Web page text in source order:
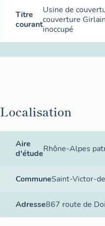
Titre
courant
Usine de
couverture
inoccupé
Localisation
Aire
d'étudeRhône-Alpes
CommuneSaint-Victor-
Adresse867 route de